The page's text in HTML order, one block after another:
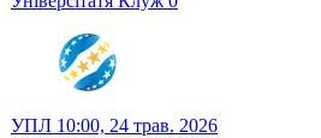
УПЛ 10:00, 24 трав. 2026